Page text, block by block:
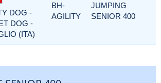
DOG -
DOG -
(ITA)
BH-
AGILITY
JUMPING
SENIOR 400